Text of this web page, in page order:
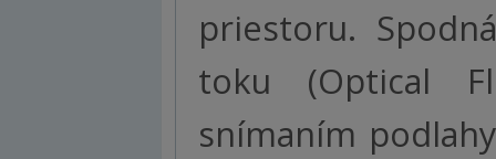
priestoru.
toku (Optical
snímaním